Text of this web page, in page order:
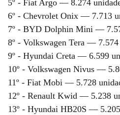
5º - Fiat Argo — 8.274
6º - Chevrolet Onix — 7.713
7º - BYD Dolphin Mini —
8º - Volkswagen Tera — 7.574
9º - Hyundai Creta — 6.599
10º - Volkswagen Nivus —
11º - Fiat Mobi — 5.728
12º - Renault Kwid — 5.238
13º - Hyundai HB20S —